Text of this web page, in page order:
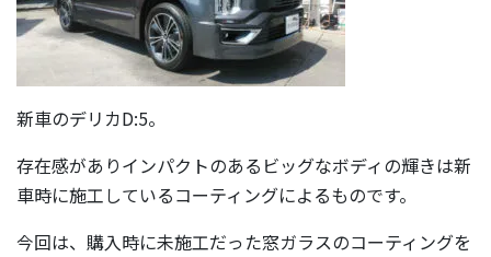
新車のデリカD:5。
存在感がありインパクトのあるビッグなボディの輝きは新
車時に施工しているコーティングによるものです。
今回は、購入時に未施工だった窓ガラスのコーティングを